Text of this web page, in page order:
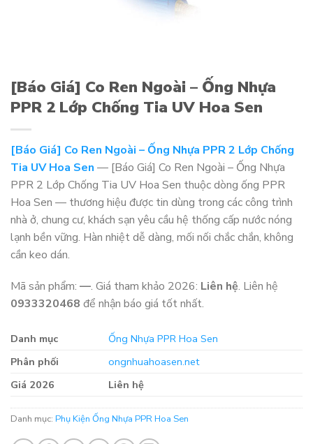
[Báo Giá] Co Ren Ngoài – Ống Nhựa
PPR 2 Lớp Chống Tia UV Hoa Sen
[Báo Giá] Co Ren Ngoài – Ống Nhựa PPR 2 Lớp Chống
Tia UV Hoa Sen — [Báo Giá] Co Ren Ngoài – Ống Nhựa
PPR 2 Lớp Chống Tia UV Hoa Sen thuộc dòng ống PPR
Hoa Sen — thương hiệu được tin dùng trong các công trình
nhà ở, chung cư, khách sạn yêu cầu hệ thống cấp nước nóng
lạnh bền vững. Hàn nhiệt dễ dàng, mối nối chắc chắn, không
cần keo dán.
Mã sản phẩm: —. Giá tham khảo 2026: Liên hệ. Liên hệ
0933320468 để nhận báo giá tốt nhất.
Danh mục
Ống Nhựa PPR Hoa Sen
Phân phối
ongnhuahoasen.net
Giá 2026
Liên hệ
Danh mục: Phụ Kiện Ống Nhựa PPR Hoa Sen